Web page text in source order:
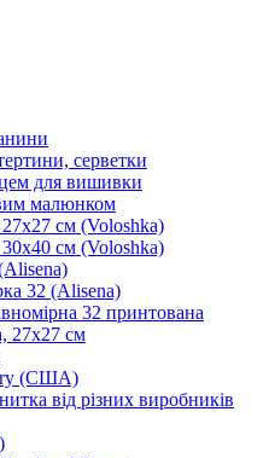
серветки
для вишивки
малюнком
см (Voloshka)
см (Voloshka)
32 (Alisena)
32 принтована
27х27 см
(США)
від різних виробників